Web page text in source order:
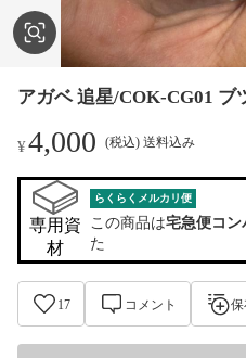
アガベ 追星/COK-CG01
¥4,000 (税込) 送料込み
専用資
材
らくらくメルカリ便
この商品は宅急便コン
た
17 コメント